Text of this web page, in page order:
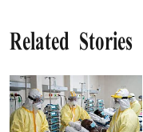
Related Stories